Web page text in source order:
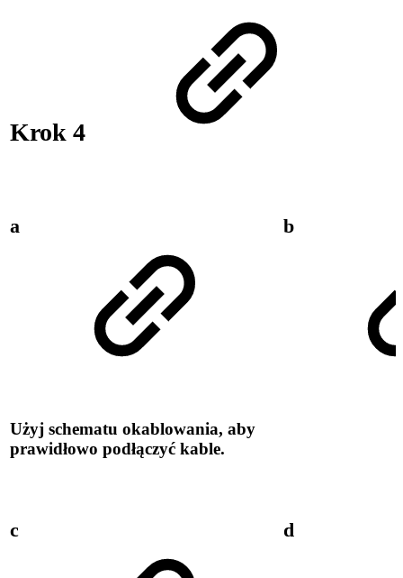
Krok 4
a b
Użyj schematu okablowania, aby
prawidłowo podłączyć kable.
c d